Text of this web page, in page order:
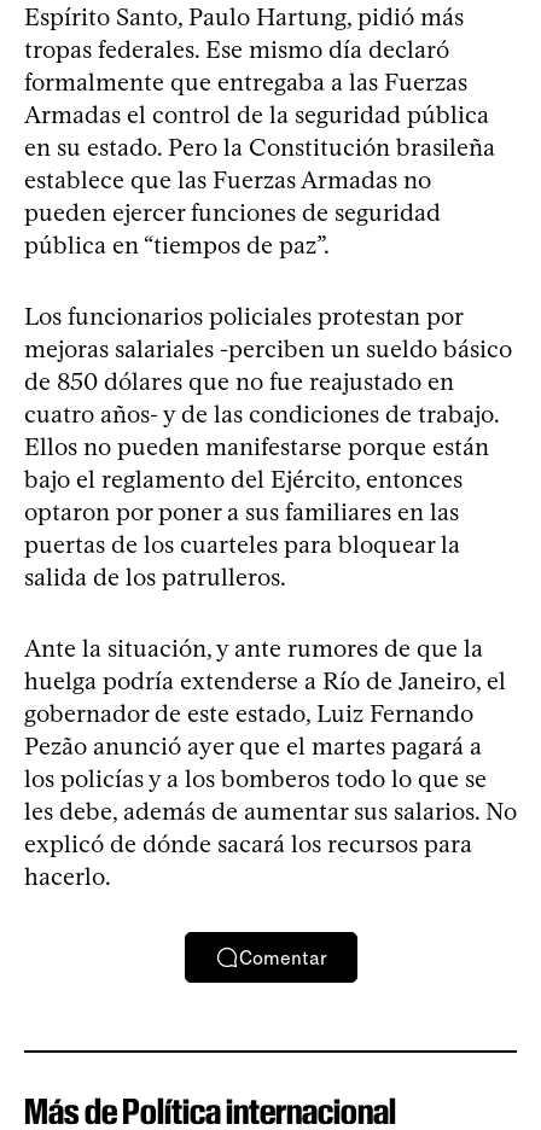
Espírito Santo, Paulo Hartung, pidió más
tropas federales. Ese mismo día declaró
formalmente que entregaba a las Fuerzas
Armadas el control de la seguridad pública
en su estado. Pero la Constitución brasileña
establece que las Fuerzas Armadas no
pueden ejercer funciones de seguridad
pública en “tiempos de paz”.
Los funcionarios policiales protestan por
mejoras salariales -perciben un sueldo básico
de 850 dólares que no fue reajustado en
cuatro años- y de las condiciones de trabajo.
Ellos no pueden manifestarse porque están
bajo el reglamento del Ejército, entonces
optaron por poner a sus familiares en las
puertas de los cuarteles para bloquear la
salida de los patrulleros.
Ante la situación, y ante rumores de que la
huelga podría extenderse a Río de Janeiro, el
gobernador de este estado, Luiz Fernando
Pezão anunció ayer que el martes pagará a
los policías y a los bomberos todo lo que se
les debe, además de aumentar sus salarios. No
explicó de dónde sacará los recursos para
hacerlo.
Comentar
Más de Política internacional